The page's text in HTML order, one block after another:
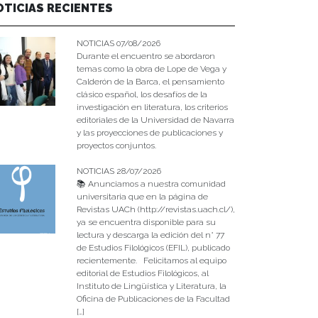
RECIENTES
NOTICIAS 07/08/2026
Durante el encuentro se abordaron
temas como la obra de Lope de Vega y
Calderón de la Barca, el pensamiento
clásico español, los desafíos de la
investigación en literatura, los criterios
editoriales de la Universidad de Navarra
y las proyecciones de publicaciones y
proyectos conjuntos.
NOTICIAS 28/07/2026
📚 Anunciamos a nuestra comunidad
universitaria que en la página de
Revistas UACh (http://revistas.uach.cl/),
ya se encuentra disponible para su
lectura y descarga la edición del n° 77
de Estudios Filológicos (EFIL), publicado
recientemente. Felicitamos al equipo
editorial de Estudios Filológicos, al
Instituto de Lingüística y Literatura, la
Oficina de Publicaciones de la Facultad
[…]